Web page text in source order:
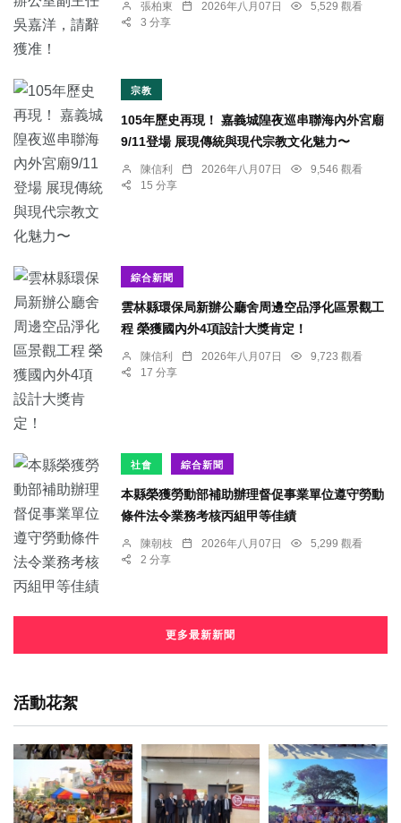
張柏東 2026年八月07日
5,529 觀看
3 分享
宗教
105年歷史再現！ 嘉義城隍夜巡串聯海內外宮廟
9/11登場 展現傳統與現代宗教文化魅力〜
陳信利 2026年八月07日
9,546 觀看
15 分享
綜合新聞
雲林縣環保局新辦公廳舍周邊空品淨化區景觀工
程 榮獲國內外4項設計大獎肯定！
陳信利 2026年八月07日
9,723 觀看
17 分享
社會 綜合新聞
本縣榮獲勞動部補助辦理督促事業單位遵守勞動
條件法令業務考核丙組甲等佳績
陳朝枝 2026年八月07日
5,299 觀看
2 分享
更多最新新聞
活動花絮